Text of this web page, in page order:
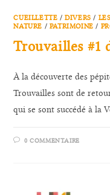
CUEILLETTE /DIVERS /
NATURE / PATRIMOINE /
Trouvailles #1
À la découverte des
Trouvailles sont de
qui se sont succédé à la
0 COMMENTAIRE